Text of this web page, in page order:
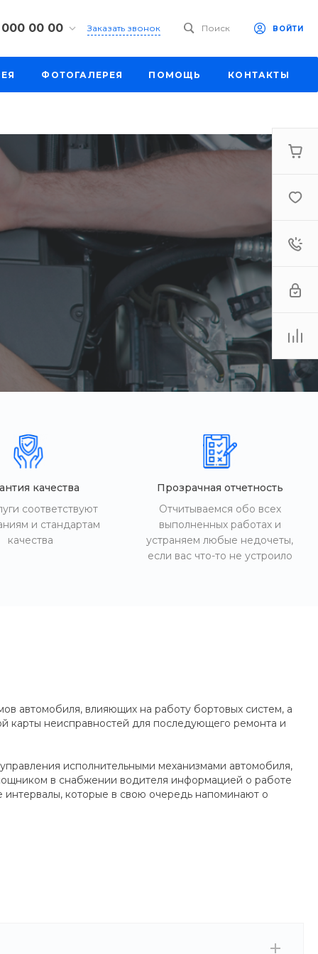
000 00 00
ул. Труда,
00 00
64
ш., 159, оф
Заказать звонок Поиск ВОЙТИ
ФОТОГАЛЕРЕЯ ПОМОЩЬ КОНТАКТЫ
качества
соответствуют
и стандартам
качества
Прозрачная отчетность
Отчитываемся обо всех
выполненных работах и
устраняем любые недочеты,
если вас что-то не устроило
автомобиля, влияющих на работу бортовых систем, а
карты неисправностей для последующего ремонта и
исполнительными механизмами автомобиля,
в снабжении водителя информацией о работе
которые в свою очередь напоминают о